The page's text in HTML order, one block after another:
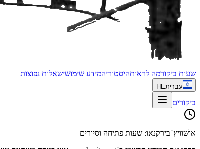
שעות ביקורמה לראותהיסטוריהמידע שימושישאלות נפוצות
עבריתHE
ביקורים
אושׁוויץ־בירקנאו: שעות פתיחה וסיורים